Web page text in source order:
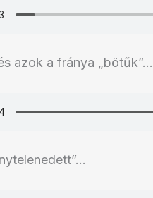
azok a fránya „bötűk”…